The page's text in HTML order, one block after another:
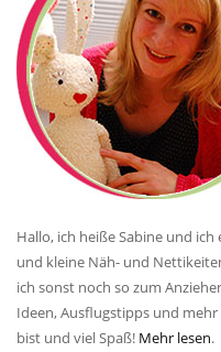
Hallo, ich heiße Sabine und
und kleine Näh- und
ich sonst noch so zum
Ideen, Ausflugstipps und
bist und viel Spaß! Mehr lesen.